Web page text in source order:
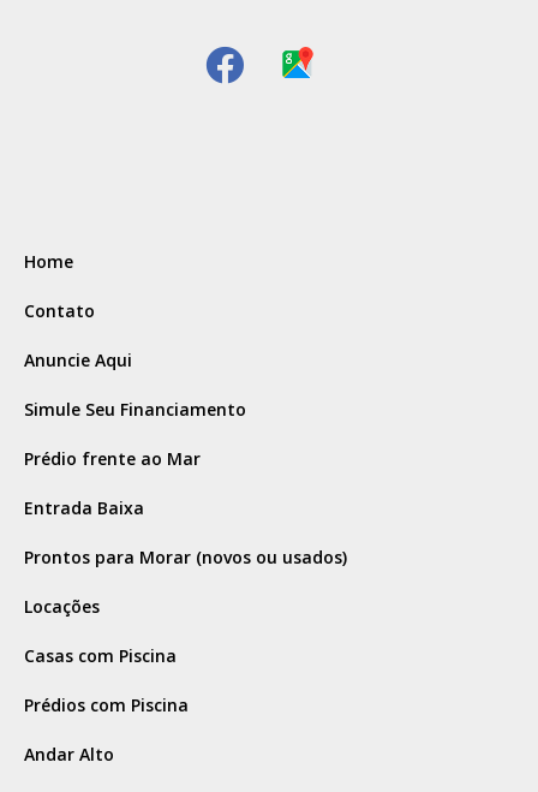
Home
Contato
Anuncie Aqui
Simule Seu Financiamento
Prédio frente ao Mar
Entrada Baixa
Prontos para Morar (novos ou usados)
Locações
Casas com Piscina
Prédios com Piscina
Andar Alto